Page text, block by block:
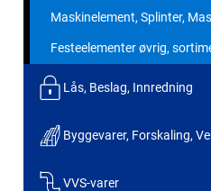
Maskinelement, Splinter,
Festeelementer øvrig,
Lås, Beslag, Innredning
Byggevarer, Forskaling,
VVS-varer